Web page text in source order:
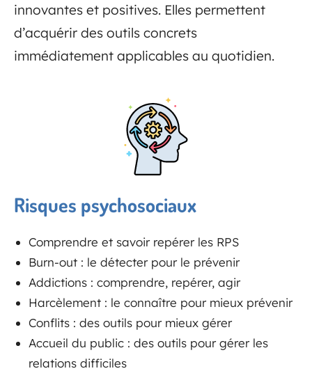
innovantes et positives. Elles permettent
d’acquérir des outils concrets
immédiatement applicables au quotidien.
Risques psychosociaux
Comprendre et savoir repérer les RPS
Burn-out : le détecter pour le prévenir
Addictions : comprendre, repérer, agir
Harcèlement : le connaître pour mieux prévenir
Conflits : des outils pour mieux gérer
Accueil du public : des outils pour gérer les
relations difficiles